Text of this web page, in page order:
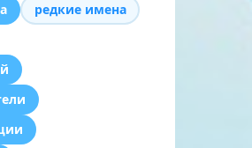
редкие имена